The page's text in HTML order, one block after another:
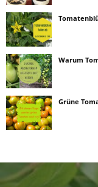
Warum
Grüne